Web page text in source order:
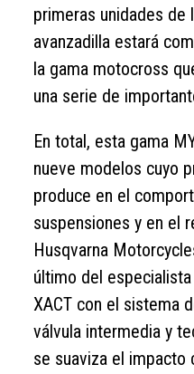
primeras unidades de
avanzadilla estará
la gama motocross
una serie de
En total, esta gama
nueve modelos cuyo
produce en el
suspensiones y en el
Husqvarna
último del
XACT con el sistema
válvula intermedia y
se suaviza el impacto